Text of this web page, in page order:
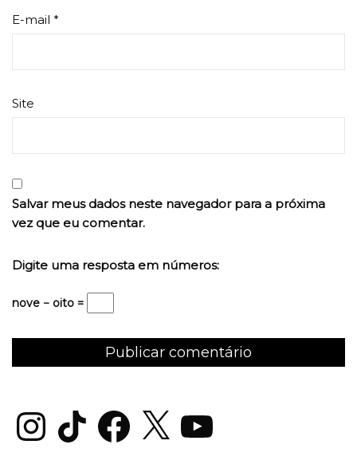
E-mail *
Site
Salvar meus dados neste navegador para a próxima
vez que eu comentar.
Digite uma resposta em números:
nove − oito =
InstagramTikTok Facebook
X YouTube